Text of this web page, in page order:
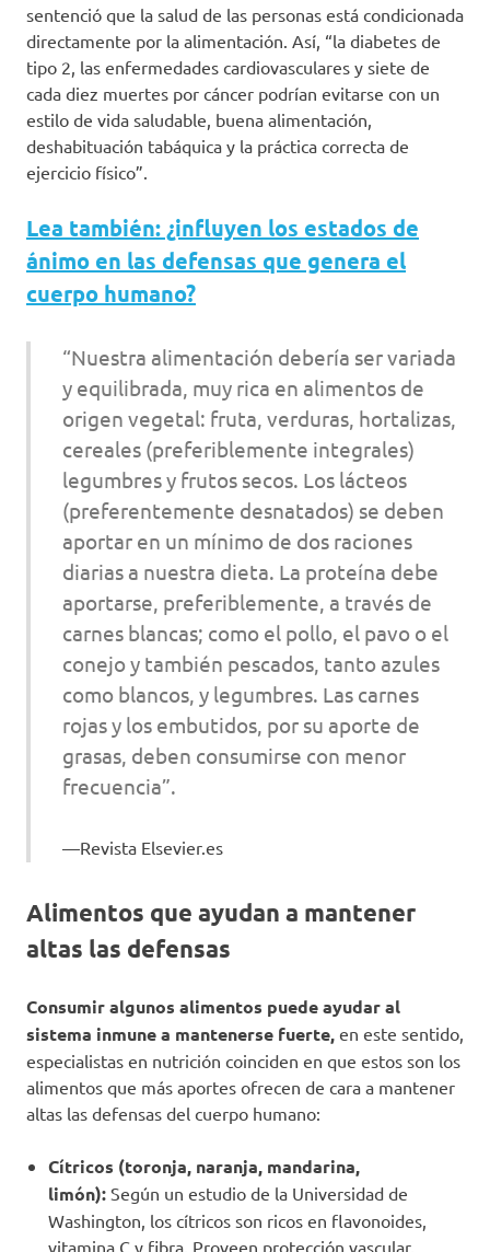
sentenció que la salud de las personas está condicionada
directamente por la alimentación. Así, “la diabetes de
tipo 2, las enfermedades cardiovasculares y siete de
cada diez muertes por cáncer podrían evitarse con un
estilo de vida saludable, buena alimentación,
deshabituación tabáquica y la práctica correcta de
ejercicio físico”.
Lea también: ¿influyen los estados de
ánimo en las defensas que genera el
cuerpo humano?
“Nuestra alimentación debería ser variada
y equilibrada, muy rica en alimentos de
origen vegetal: fruta, verduras, hortalizas,
cereales (preferiblemente integrales)
legumbres y frutos secos. Los lácteos
(preferentemente desnatados) se deben
aportar en un mínimo de dos raciones
diarias a nuestra dieta. La proteína debe
aportarse, preferiblemente, a través de
carnes blancas; como el pollo, el pavo o el
conejo y también pescados, tanto azules
como blancos, y legumbres. Las carnes
rojas y los embutidos, por su aporte de
grasas, deben consumirse con menor
frecuencia”.
Revista Elsevier.es
Alimentos que ayudan a mantener
altas las defensas
Consumir algunos alimentos puede ayudar al
sistema inmune a mantenerse fuerte, en este sentido,
especialistas en nutrición coinciden en que estos son los
alimentos que más aportes ofrecen de cara a mantener
altas las defensas del cuerpo humano:
Cítricos (toronja, naranja, mandarina,
limón): Según un estudio de la Universidad de
Washington, los cítricos son ricos en flavonoides,
vitamina C y fibra. Proveen protección vascular,